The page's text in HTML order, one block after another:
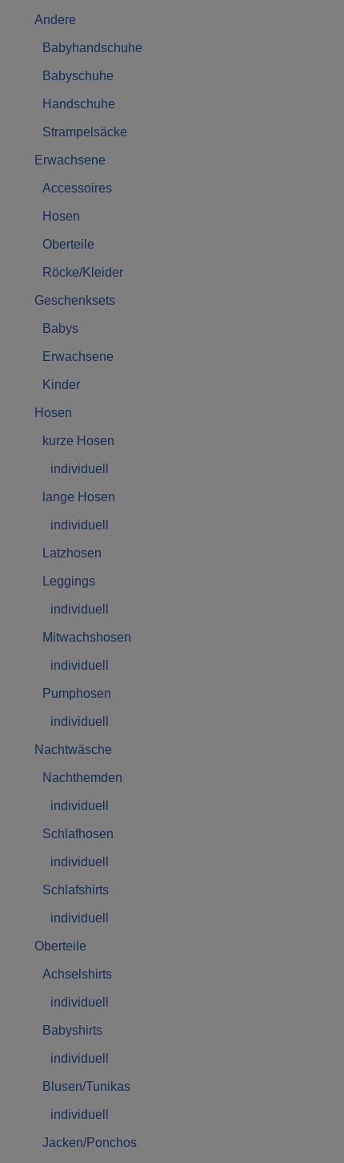
Andere
Babyhandschuhe
Babyschuhe
Handschuhe
Strampelsäcke
Erwachsene
Accessoires
Hosen
Oberteile
Röcke/Kleider
Geschenksets
Babys
Erwachsene
Kinder
Hosen
kurze Hosen
individuell
lange Hosen
individuell
Latzhosen
Leggings
individuell
Mitwachshosen
individuell
Pumphosen
individuell
Nachtwäsche
Nachthemden
individuell
Schlafhosen
individuell
Schlafshirts
individuell
Oberteile
Achselshirts
individuell
Babyshirts
individuell
Blusen/Tunikas
individuell
Jacken/Ponchos